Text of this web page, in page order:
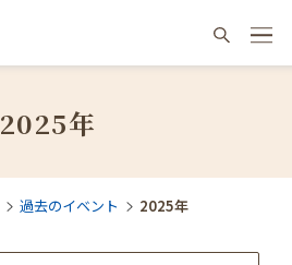
2025年
過去のイベント 2025年